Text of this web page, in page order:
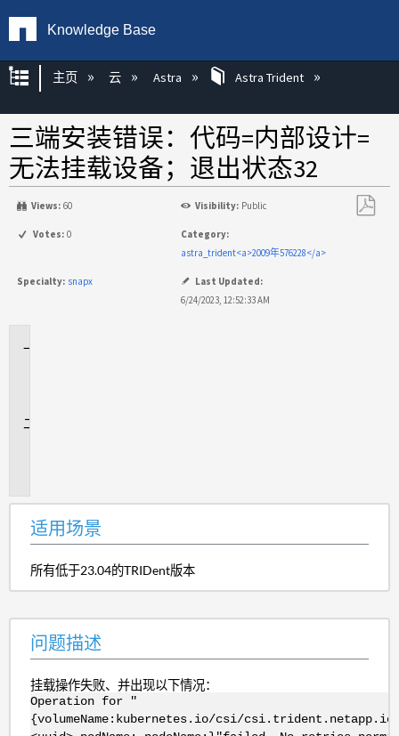
Knowledge Base
扩展/隐缩全局层次
主页 云 Astra Astra Trident
三端安装错误：代码=内部设计=
无法挂载设备；退出状态32
Views: 60 Visibility: Public
Votes: 0
Category:
astra_trident<a>2009年576228</a>
Specialty: snapx
Last Updated:
6/24/2023, 12:52:33 AM
适用场景
所有低于23.04的TRIDent版本
问题描述
挂载操作失败、并出现以下情况：
Operation for "
{volumeName:kubernetes.io/csi/